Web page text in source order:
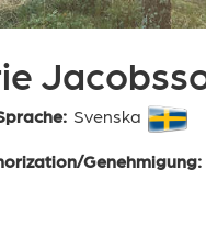
Svenska
Genehmigung: